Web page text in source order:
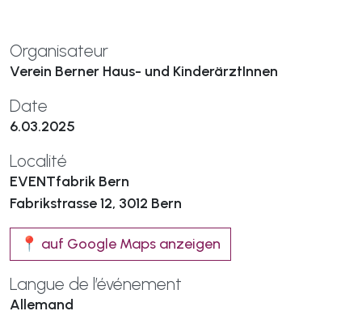
Organisateur
Verein Berner Haus- und KinderärztInnen
Date
6.03.2025
Localité
EVENTfabrik Bern
Fabrikstrasse 12, 3012 Bern
📍 auf Google Maps anzeigen
Langue de l’événement
Allemand